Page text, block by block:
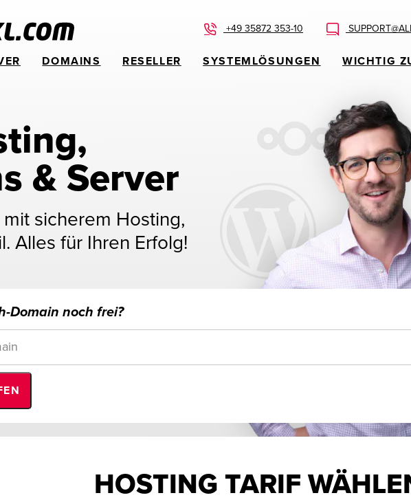
+49 35872 353-10
DOMAINS RESELLER SYSTEMLÖSUNGEN WICHTIG
& Server
sicherem Hosting,
Alles für Ihren Erfolg!
Domain noch frei?
HOSTING TARIF